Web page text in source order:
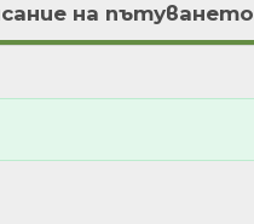
на пътуването